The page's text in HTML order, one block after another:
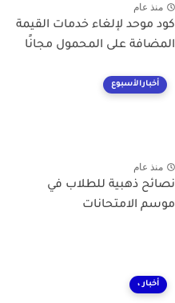
منذ عام
كود موحد لإلغاء خدمات القيمة
المضافة على المحمول مجانًا
أخبارالأسبوع
منذ عام
نصائح ذهبية للطلاب في
موسم الامتحانات
أخبار ،